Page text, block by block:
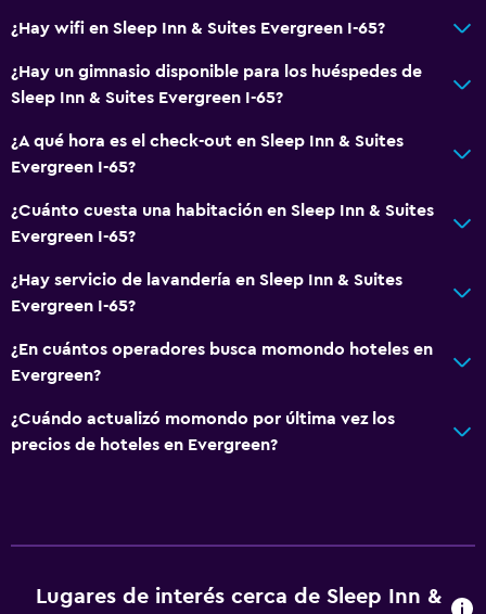
Baño
Ducha
Salud y seguridad
Caja fuerte
Servicios y facilidades
Centro de negocios
Recepción 24 horas
Estacionamiento y transporte
Estacionamiento gratuito
Escritorio
Gimnasio
¿Hay wifi en Sleep Inn & Suites Evergreen I-65?
¿Hay un gimnasio disponible para los huéspedes de
Sleep Inn & Suites Evergreen I-65?
¿A qué hora es el check-out en Sleep Inn & Suites
Evergreen I-65?
¿Cuánto cuesta una habitación en Sleep Inn & Suites
Evergreen I-65?
¿Hay servicio de lavandería en Sleep Inn & Suites
Evergreen I-65?
¿En cuántos operadores busca momondo hoteles en
Evergreen?
¿Cuándo actualizó momondo por última vez los
precios de hoteles en Evergreen?
Lugares de interés cerca de Sleep Inn &